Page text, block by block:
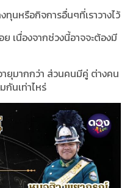
ทุนหรือกิจการอื่นๆที่เราวางไว้
เนื่องจากช่วงนี้อาจจะต้องมี
ยุมากกว่า ส่วนคนมีคู่ ต่างคน
กันเท่าไหร่